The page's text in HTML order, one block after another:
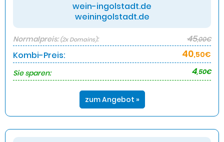
wein-ingolstadt.de
weiningolstadt.de
Normalpreis:(2x Domains): 45,00€
Kombi-Preis: 40,50€
Sie sparen:
4,50€
zum Angebot »